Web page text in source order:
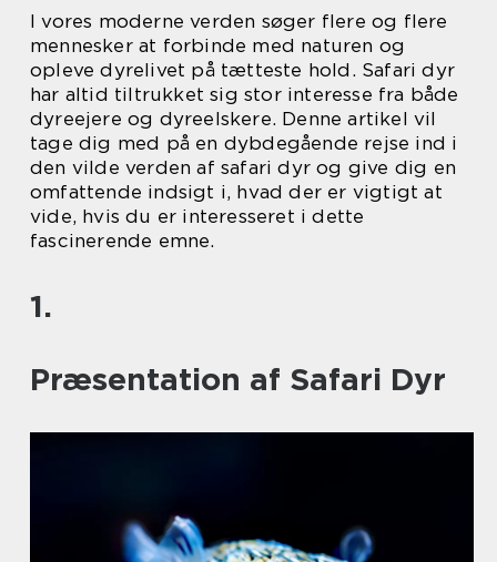
I vores moderne verden søger flere og flere
mennesker at forbinde med naturen og
opleve dyrelivet på tætteste hold. Safari dyr
har altid tiltrukket sig stor interesse fra både
dyreejere og dyreelskere. Denne artikel vil
tage dig med på en dybdegående rejse ind i
den vilde verden af safari dyr og give dig en
omfattende indsigt i, hvad der er vigtigt at
vide, hvis du er interesseret i dette
fascinerende emne.
1.
Præsentation af Safari Dyr